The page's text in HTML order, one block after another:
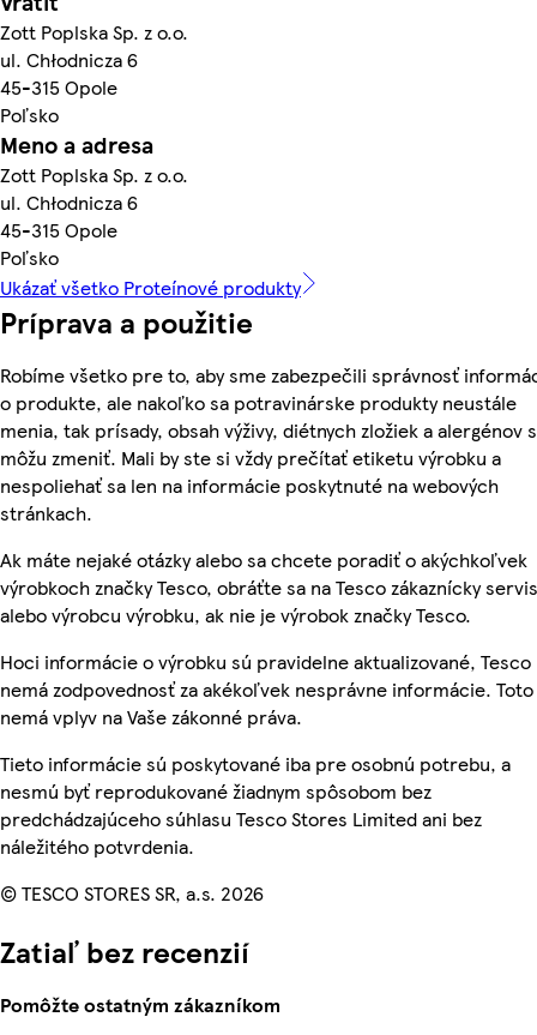
Zott Poplska Sp. z o.o.
ul. Chłodnicza 6
45-315 Opole
Poľsko
Meno a adresa
Zott Poplska Sp. z o.o.
ul. Chłodnicza 6
45-315 Opole
Poľsko
Ukázať všetko Proteínové produkty
Príprava a použitie
Robíme všetko pre to, aby sme zabezpečili správnosť
o produkte, ale nakoľko sa potravinárske produkty neustále
menia, tak prísady, obsah výživy, diétnych zložiek a alergénov
môžu zmeniť. Mali by ste si vždy prečítať etiketu výrobku a
nespoliehať sa len na informácie poskytnuté na webových
stránkach.
Ak máte nejaké otázky alebo sa chcete poradiť o akýchkoľvek
výrobkoch značky Tesco, obráťte sa na Tesco zákaznícky
alebo výrobcu výrobku, ak nie je výrobok značky Tesco.
Hoci informácie o výrobku sú pravidelne aktualizované, Tesco
nemá zodpovednosť za akékoľvek nesprávne informácie. Toto
nemá vplyv na Vaše zákonné práva.
Tieto informácie sú poskytované iba pre osobnú potrebu, a
nesmú byť reprodukované žiadnym spôsobom bez
predchádzajúceho súhlasu Tesco Stores Limited ani bez
náležitého potvrdenia.
© TESCO STORES SR, a.s. 2026
Zatiaľ bez recenzií
Pomôžte ostatným zákazníkom